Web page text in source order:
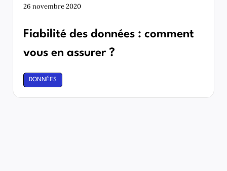
26 novembre 2020
Fiabilité des données : comment
vous en assurer ?
DONNÉES